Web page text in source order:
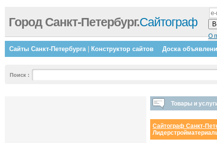
О
Город Санкт-Петербург.Сайтограф
Сайты Санкт-Петербурга| Конструктор сайтов Доска
Поиск :
Товары и
Сайтограф Санкт-